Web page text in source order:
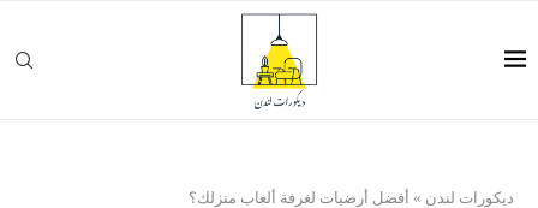
ديكورات لندن » أفضل أرضيات لغرفة ألعاب منزلك؟